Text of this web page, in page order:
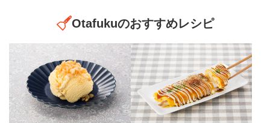
Otafukuのおすすめレシピ